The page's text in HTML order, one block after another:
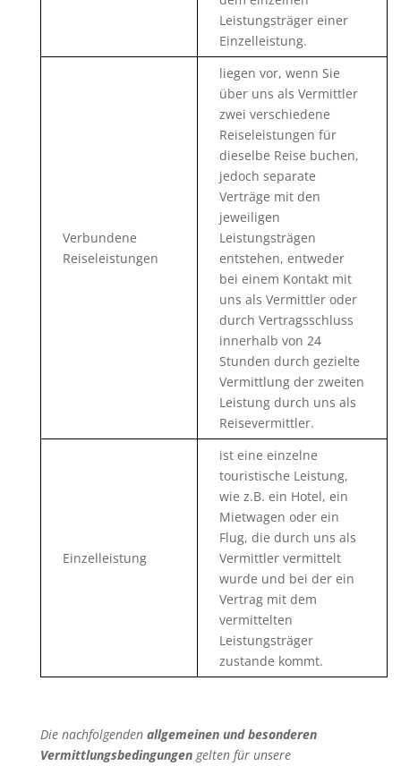
Leistungsträger einer
Einzelleistung.
Verbundene
Reiseleistungen
liegen vor, wenn Sie
über uns als Vermittler
zwei verschiedene
Reiseleistungen für
dieselbe Reise buchen,
jedoch separate
Verträge mit den
jeweiligen
Leistungsträgen
entstehen, entweder
bei einem Kontakt mit
uns als Vermittler oder
durch Vertragsschluss
innerhalb von 24
Stunden durch gezielte
Vermittlung der zweiten
Leistung durch uns als
Reisevermittler.
Einzelleistung
ist eine einzelne
touristische Leistung,
wie z.B. ein Hotel, ein
Mietwagen oder ein
Flug, die durch uns als
Vermittler vermittelt
wurde und bei der ein
Vertrag mit dem
vermittelten
Leistungsträger
zustande kommt.
Die nachfolgenden allgemeinen und besonderen
Vermittlungsbedingungengelten für unsere